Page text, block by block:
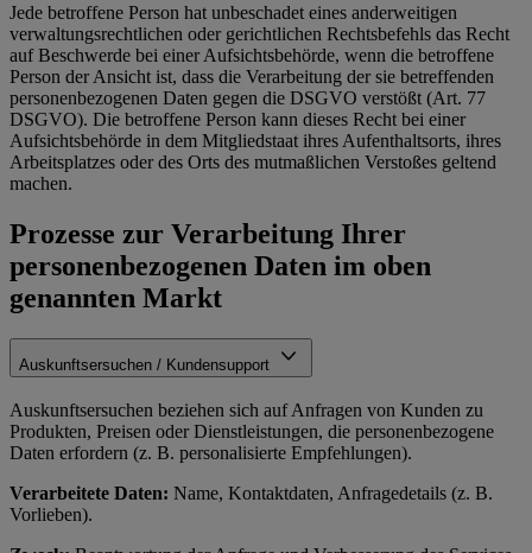
Jede betroffene Person hat unbeschadet eines anderweitigen
verwaltungsrechtlichen oder gerichtlichen Rechtsbefehls das Recht
auf Beschwerde bei einer Aufsichtsbehörde, wenn die betroffene
Person der Ansicht ist, dass die Verarbeitung der sie betreffenden
personenbezogenen Daten gegen die DSGVO verstößt (Art. 77
DSGVO). Die betroffene Person kann dieses Recht bei einer
Aufsichtsbehörde in dem Mitgliedstaat ihres Aufenthaltsorts, ihres
Arbeitsplatzes oder des Orts des mutmaßlichen Verstoßes geltend
machen.
Prozesse zur Verarbeitung Ihrer
personenbezogenen Daten im oben
genannten Markt
Auskunftsersuchen / Kundensupport
Auskunftsersuchen beziehen sich auf Anfragen von Kunden zu
Produkten, Preisen oder Dienstleistungen, die personenbezogene
Daten erfordern (z. B. personalisierte Empfehlungen).
Verarbeitete Daten: Name, Kontaktdaten, Anfragedetails (z. B.
Vorlieben).